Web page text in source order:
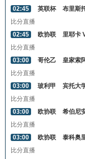
02:45
英联杯
布里斯
比分直播
02:45
欧协联
里耶卡
比分直播
03:00
哥伦乙
皇家索
比分直播
03:00
玻利甲
宾托大
比分直播
03:00
欧协联
希伯尼
比分直播
03:00
欧协联
泰科奥
比分直播